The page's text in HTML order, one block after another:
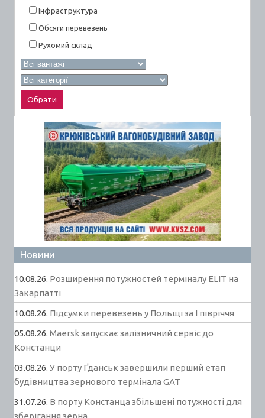
Інфраструктура
Обсяги перевезень
Рухомий склад
Новини
10.08.26. Розширення потужностей терміналу ELIT на
Закарпатті
10.08.26. Підсумки перевезень у Польщі за І півріччя
05.08.26. Maersk запускає залізничний сервіс до
Констанци
03.08.26. У порту Ґданськ завершили перший етап
будівництва зернового термінала GAT
31.07.26. В порту Констанца збільшені потужності для